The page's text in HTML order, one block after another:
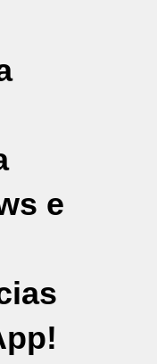
e